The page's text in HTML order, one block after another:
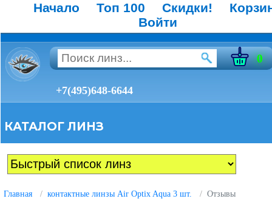
Начало Топ 100 Скидки!
Войти
0
+7(495)648-6644
КАТАЛОГ ЛИНЗ
Главная контактные линзы Air Optix Aqua 3 шт. Отзывы